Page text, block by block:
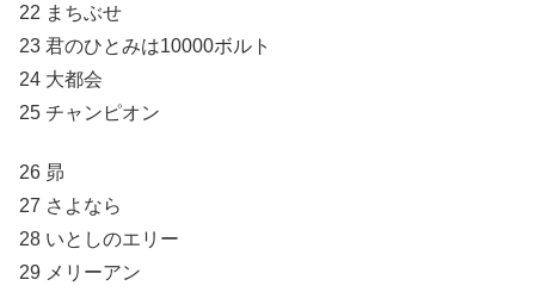
22 まちぶせ
23 君のひとみは10000ボルト
24 大都会
25 チャンピオン
26 昴
27 さよなら
28 いとしのエリー
29 メリーアン